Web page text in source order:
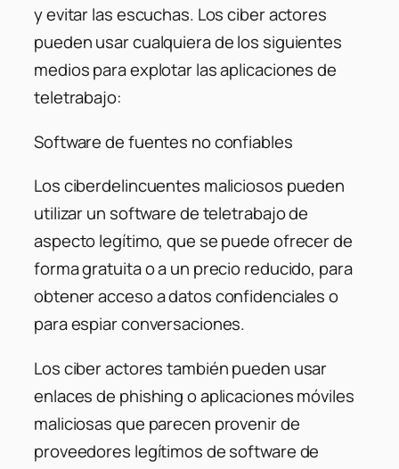
y evitar las escuchas. Los ciber actores
pueden usar cualquiera de los siguientes
medios para explotar las aplicaciones de
teletrabajo:
Software de fuentes no confiables
Los ciberdelincuentes maliciosos pueden
utilizar un software de teletrabajo de
aspecto legítimo, que se puede ofrecer de
forma gratuita o a un precio reducido, para
obtener acceso a datos confidenciales o
para espiar conversaciones.
Los ciber actores también pueden usar
enlaces de phishing o aplicaciones móviles
maliciosas que parecen provenir de
proveedores legítimos de software de